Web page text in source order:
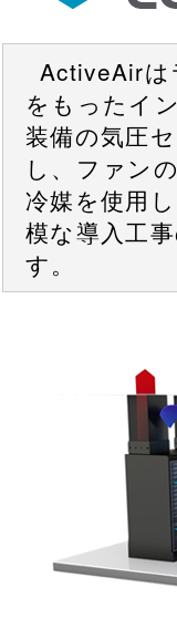
ActiveAirは
をもったイ
装備の気圧
し、ファン
冷媒を使用
模な導入工
す。